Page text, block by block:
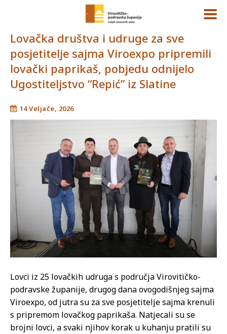
Lovačka društva i udruge za sve
posjetitelje sajma Viroexpo pripremili
lovački paprikaš, pobjedu odnijelo
Ugostiteljstvo “Repić” iz Slatine
14 Veljače, 2026
Lovci iz 25 lovačkih udruga s područja Virovitičko-
podravske županije, drugog dana ovogodišnjeg sajma
Viroexpo, od jutra su za sve posjetitelje sajma krenuli
s pripremom lovačkog paprikaša. Natjecali su se
brojni lovci, a svaki njihov korak u kuhanju pratili su